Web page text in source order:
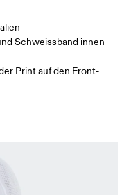
Schweissband innen
Print auf den Front-